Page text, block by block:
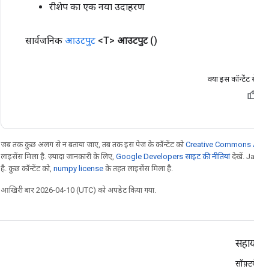
रीशेप का एक नया उदाहरण
सार्वजनिक आउटपुट <T> आउटपुट ()
क्या इस
जब तक कुछ अलग से न बताया जाए, तब तक इस पेज के कॉन्टेंट कोCreative
लाइसेंस मिला है. ज़्यादा जानकारी के लिए, Google Developers साइट की नीतियांदेखें.
है. कुछ कॉन्टेंट को, numpy license के तहत लाइसेंस मिला है.
आखिरी बार 2026-04-10 (UTC) को अपडेट किया गया.